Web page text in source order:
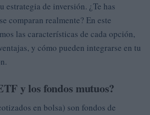
estrategia de inversión. ¿Te has
comparan realmente? En este
las características de cada opción,
y cómo pueden integrarse en tu
y los fondos mutuos?
en bolsa) son fondos de